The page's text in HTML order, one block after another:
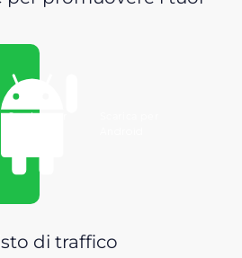
Scarica per
di traffico